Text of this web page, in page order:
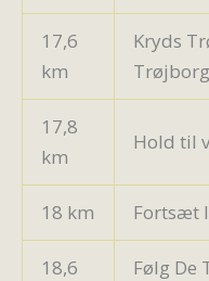
17,6
km
Kryds
17,8
km
Hold til
18 km Fortsæt
18,6
Følg De